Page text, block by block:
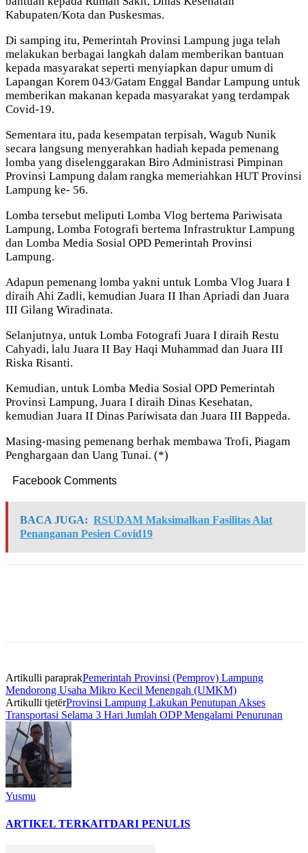
Kabupaten/Kota dan Puskesmas.
Di samping itu, Pemerintah Provinsi Lampung juga telah
melakukan berbagai langkah dalam memberikan bantuan
kepada masyarakat seperti menyiapkan dapur umum di
Lapangan Korem 043/Gatam Enggal Bandar Lampung untuk
memberikan makanan kepada masyarakat yang terdampak
Covid-19.
Sementara itu, pada kesempatan terpisah, Wagub Nunik
secara langsung menyerahkan hadiah kepada pemenang
lomba yang diselenggarakan Biro Administrasi Pimpinan
Provinsi Lampung dalam rangka memeriahkan HUT Provinsi
Lampung ke- 56.
Lomba tersebut meliputi Lomba Vlog bertema Pariwisata
Lampung, Lomba Fotografi bertema Infrastruktur Lampung
dan Lomba Media Sosial OPD Pemerintah Provinsi
Lampung.
Adapun pemenang lomba yakni untuk Lomba Vlog Juara I
diraih Ahi Zadli, kemudian Juara II Ihan Apriadi dan Juara
III Gilang Wiradinata.
Selanjutnya, untuk Lomba Fotografi Juara I diraih Restu
Cahyadi, lalu Juara II Bay Haqi Muhammad dan Juara III
Riska Risanti.
Kemudian, untuk Lomba Media Sosial OPD Pemerintah
Provinsi Lampung, Juara I diraih Dinas Kesehatan,
kemudian Juara II Dinas Pariwisata dan Juara III Bappeda.
Masing-masing pemenang berhak membawa Trofi, Piagam
Penghargaan dan Uang Tunai. (*)
Facebook Comments
BACA JUGA: RSUDAM Maksimalkan Fasilitas Alat
Penanganan Pesien Covid19
Artikulli paraprakPemerintah Provinsi (Pemprov) Lampung
Mendorong Usaha Mikro Kecil Menengah (UMKM)
Artikulli tjetërProvinsi Lampung Lakukan Penutupan Akses
Transportasi Selama 3 Hari Jumlah ODP Mengalami Penurunan
Yusmu
ARTIKEL TERKAITDARI PENULIS